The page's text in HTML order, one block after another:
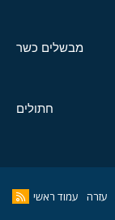
מבשלים כשר
חתולים
עזרה עמוד ראשי